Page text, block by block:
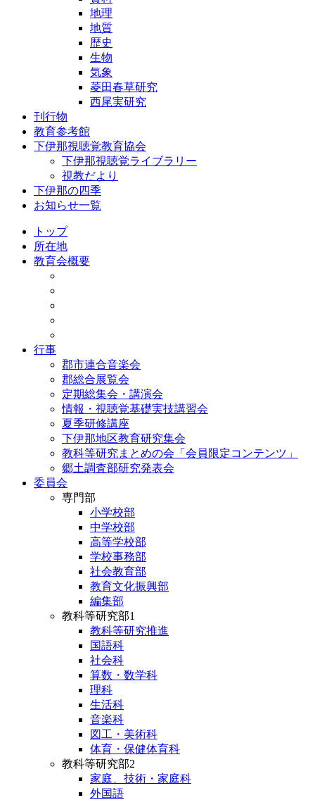
地理
地質
歴史
生物
気象
菱田春草研究
西尾実研究
刊行物
教育参考館
下伊那視聴覚教育協会
下伊那視聴覚ライブラリー
視教だより
下伊那の四季
お知らせ一覧
トップ
所在地
教育会概要
行事
郡市連合音楽会
郡総合展覧会
定期総集会・講演会
情報・視聴覚基礎実技講習会
夏季研修講座
下伊那地区教育研究集会
教科等研究まとめの会「会員限定コンテンツ」
郷土調査部研究発表会
委員会
専門部
小学校部
中学校部
高等学校部
学校事務部
社会教育部
教育文化振興部
編集部
教科等研究部1
教科等研究推進
国語科
社会科
算数・数学科
理科
生活科
音楽科
図工・美術科
体育・保健体育科
教科等研究部2
家庭、技術・家庭科
外国語